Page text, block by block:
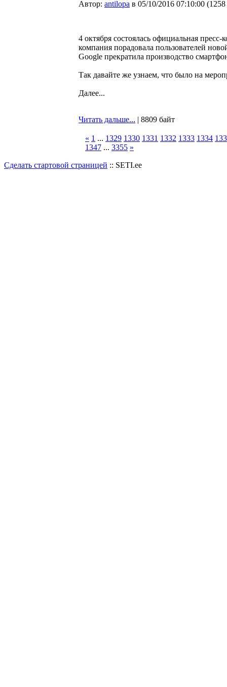
Автор: antilopa в 05/10/2016 07:10:00 (
4 октября состоялась официальная
компания порадовала пользователей
Google прекратила производство
Так давайте же узнаем, что было на
Далее...
Читать дальше... | 8809 байт
« 1 ... 1329 1330 1331 1332 1333 1334
1347 ... 3355 »
Сделать стартовой страницей :: SETI.ee